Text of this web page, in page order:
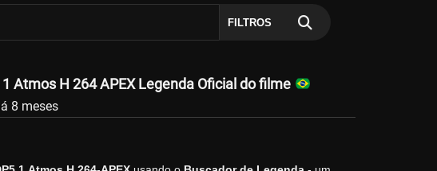
FILTROS
Atmos H 264 APEX Legenda Oficial do filme
8 meses